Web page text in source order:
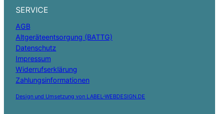
SERVICE
AGB
Altgeräteentsorgung (BATTG)
Datenschutz
Impressum
Widerrufserklärung
Zahlungsinformationen
Design und Umsetzung von LABEL-WEBDESIGN.DE